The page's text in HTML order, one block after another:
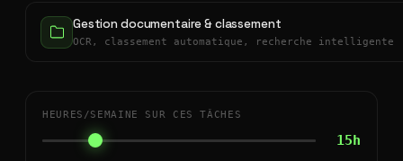
Gestion documentaire & classement
OCR, classement automatique, recherche intelligente
HEURES/SEMAINE SUR CES TÂCHES
15h